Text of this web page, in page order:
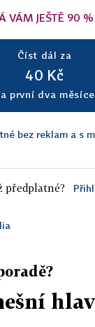
VÁM JEŠTĚ 90
Číst dál za
40 Kč
první dva měsíce
bez reklam a s
předplatné?